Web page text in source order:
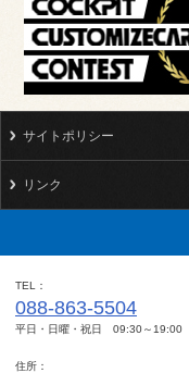
サイトポリシー
リンク
TEL
088-863-5504
平日・日曜・祝日 09:30～19:00
住所